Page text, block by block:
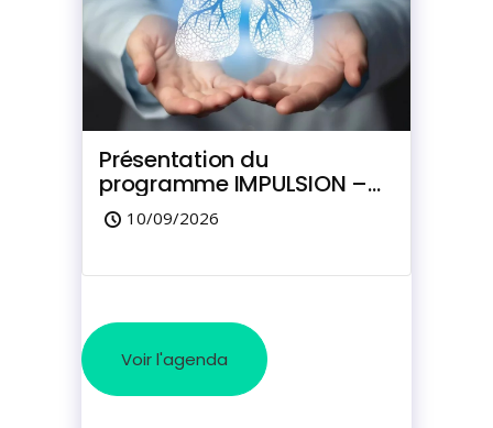
Présentation du
programme IMPULSION –
Dépistage du cancer du
poumon
10/09/2026
Voir l'agenda